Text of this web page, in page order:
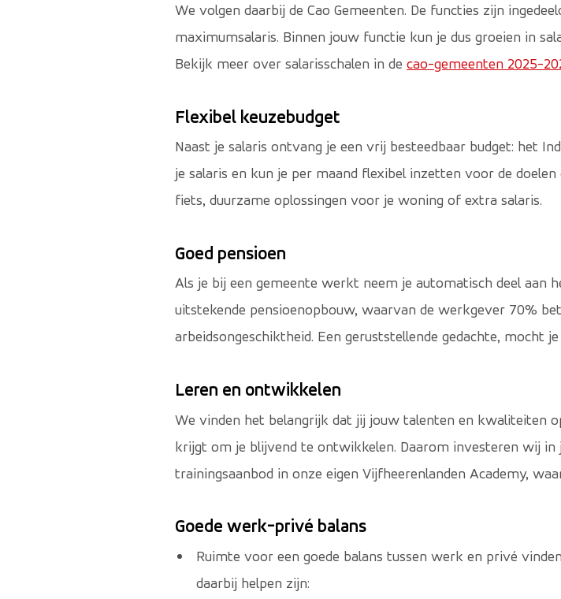
We volgen daarbij de Cao Gemeenten. De functies zijn
maximumsalaris. Binnen jouw functie kun je dus groeien in
Bekijk meer over salarisschalen in de cao-gemeenten 2025-
Flexibel keuzebudget
Naast je salaris ontvang je een vrij besteedbaar budget: het
je salaris en kun je per maand flexibel inzetten voor de
fiets, duurzame oplossingen voor je woning of extra salaris.
Goed pensioen
Als je bij een gemeente werkt neem je automatisch deel aan
uitstekende pensioenopbouw, waarvan de werkgever 70%
arbeidsongeschiktheid. Een geruststellende gedachte, mocht
Leren en ontwikkelen
We vinden het belangrijk dat jij jouw talenten en kwaliteiten
krijgt om je blijvend te ontwikkelen. Daarom investeren wij
trainingsaanbod in onze eigen Vijfheerenlanden Academy,
Goede werk-privé balans
Ruimte voor een goede balans tussen werk en privé
daarbij helpen zijn: